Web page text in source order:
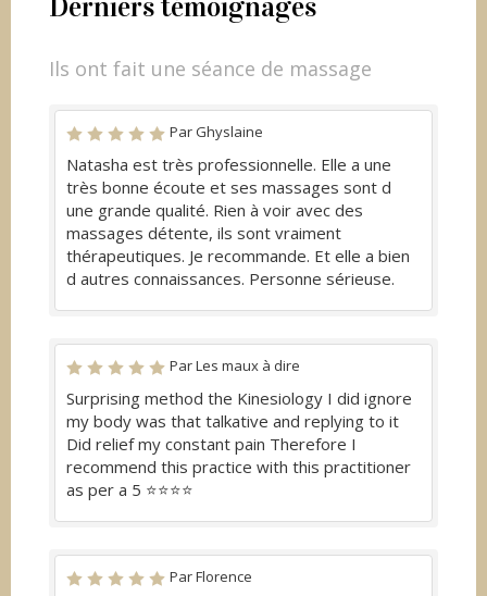
Derniers témoignages
Ils ont fait une séance de massage
Par Ghyslaine
Natasha est très professionnelle. Elle a une
très bonne écoute et ses massages sont d
une grande qualité. Rien à voir avec des
massages détente, ils sont vraiment
thérapeutiques. Je recommande. Et elle a bien
d autres connaissances. Personne sérieuse.
Par Les maux à dire
Surprising method the Kinesiology I did ignore
my body was that talkative and replying to it
Did relief my constant pain Therefore I
recommend this practice with this practitioner
as per a 5 ⭐️⭐️⭐️⭐️
Par Florence